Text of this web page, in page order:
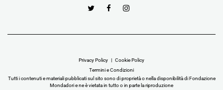
Privacy Policy
Cookie Policy
Termini e Condizioni
Tutti i contenuti e materiali pubblicati sul sito sono di proprietà o nella disponibilità di Fondazione
Mondadori e ne è vietata in tutto o in parte la riproduzione